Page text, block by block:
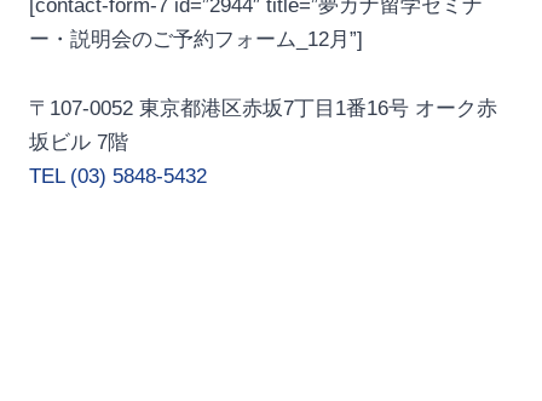
[contact-form-7 id=”2944″ title=”夢カナ留学セミナ
ー・説明会のご予約フォーム_12月”]
〒107-0052 東京都港区赤坂7丁目1番16号 オーク赤
坂ビル 7階
TEL (03) 5848-5432